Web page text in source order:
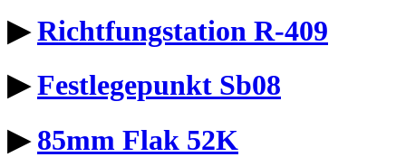
▶Richtfungstation R-409
▶Festlegepunkt Sb08
▶85mm Flak 52K